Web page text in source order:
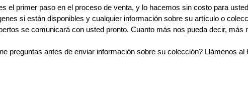
el primer paso en el proceso de venta, y lo hacemos sin costo para
si están disponibles y cualquier información sobre su artículo o
se comunicará con usted pronto. Cuanto más nos pueda decir, más
preguntas antes de enviar información sobre su colección? Llámenos al